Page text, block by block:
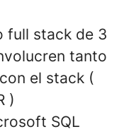
full stack de 3
tanto
el stack (
)
SQL